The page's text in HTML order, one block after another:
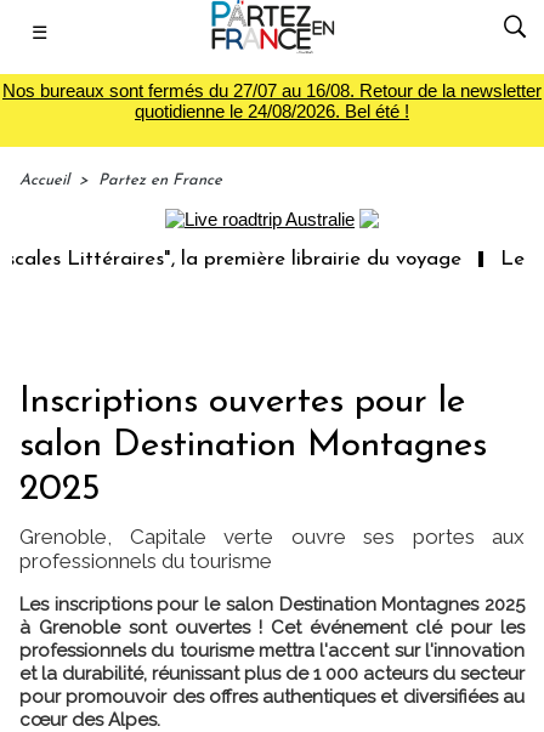
☰
Nos bureaux sont fermés du 27/07 au 16/08. Retour de la newsletter
quotidienne le 24/08/2026. Bel été !
Accueil > Partez en France
Littéraires", la première librairie du voyage Le
Inscriptions ouvertes pour le
salon Destination Montagnes
2025
Grenoble, Capitale verte ouvre ses portes aux
professionnels du tourisme
Les inscriptions pour le salon Destination Montagnes 2025
à Grenoble sont ouvertes ! Cet événement clé pour les
professionnels du tourisme mettra l'accent sur l'innovation
et la durabilité, réunissant plus de 1 000 acteurs du secteur
pour promouvoir des offres authentiques et diversifiées au
cœur des Alpes.